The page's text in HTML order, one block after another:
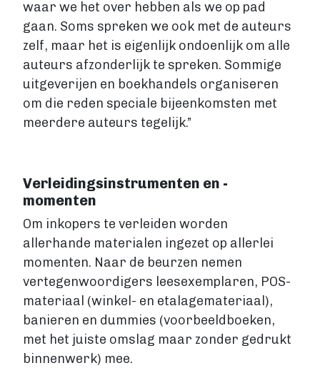
waar we het over hebben als we op pad
gaan. Soms spreken we ook met de auteurs
zelf, maar het is eigenlijk ondoenlijk om alle
auteurs afzonderlijk te spreken. Sommige
uitgeverijen en boekhandels organiseren
om die reden speciale bijeenkomsten met
meerdere auteurs tegelijk.”
Verleidingsinstrumenten en -
momenten
Om inkopers te verleiden worden
allerhande materialen ingezet op allerlei
momenten. Naar de beurzen nemen
vertegenwoordigers leesexemplaren, POS-
materiaal (winkel- en etalagemateriaal),
banieren en dummies (voorbeeldboeken,
met het juiste omslag maar zonder gedrukt
binnenwerk) mee.